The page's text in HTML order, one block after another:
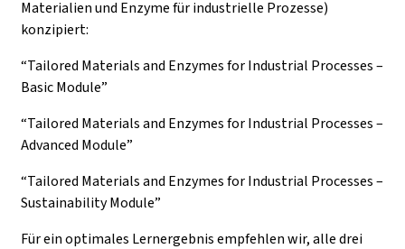
Materialien und Enzyme für industrielle Prozesse)
konzipiert:
“Tailored Materials and Enzymes for Industrial Processes –
Basic Module”
“Tailored Materials and Enzymes for Industrial Processes –
Advanced Module”
“Tailored Materials and Enzymes for Industrial Processes –
Sustainability Module”
Für ein optimales Lernergebnis empfehlen wir, alle drei